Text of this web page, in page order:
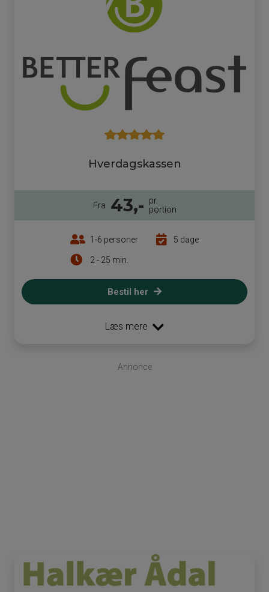
Hverdagskassen
Fra 43,-
pr.
portion
1-6 personer
2 - 25 min.
5 dage
Bestil her
Læs mere
Annonce